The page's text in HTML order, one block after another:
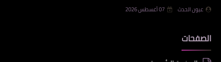
عيون الحدث 07 أغسطس 2026
الصفحات